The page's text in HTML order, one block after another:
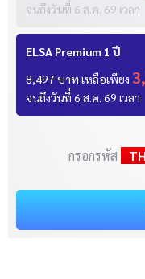
จนถึงวันที่ 6 ส.ค. 69 เวลา
ELSA Premium 1 ปี
8,497 บาทเหลือเพียง
จนถึงวันที่ 6 ส.ค. 69 เวลา
กรอกรหัส